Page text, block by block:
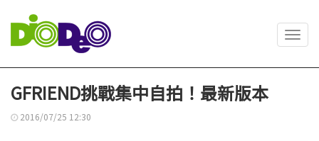
GFRIEND挑戰集中自拍！最新版本
2016/07/25 12:30